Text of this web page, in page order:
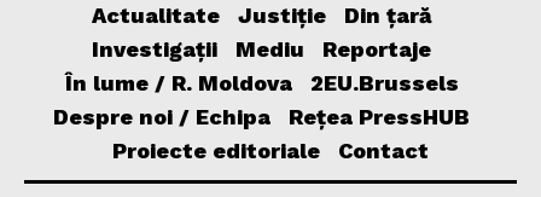
Actualitate Justiție
Din țară
Investigații
Mediu
Reportaje
În lume / R. Moldova
2EU.Brussels
Despre noi / Echipa
Rețea PressHUB
Proiecte editoriale
Contact